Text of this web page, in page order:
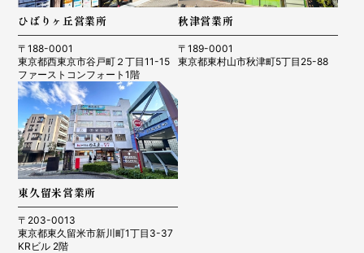
ひばりヶ丘営業所
〒188-0001
東京都西東京市谷戸町２丁目11-15
ファーストコンフォート1階
秋津営業所
〒189-0001
東京都東村山市秋津町5丁目25-88
東久留米営業所
〒203-0013
東京都東久留米市新川町1丁目3-37
KRビル 2階